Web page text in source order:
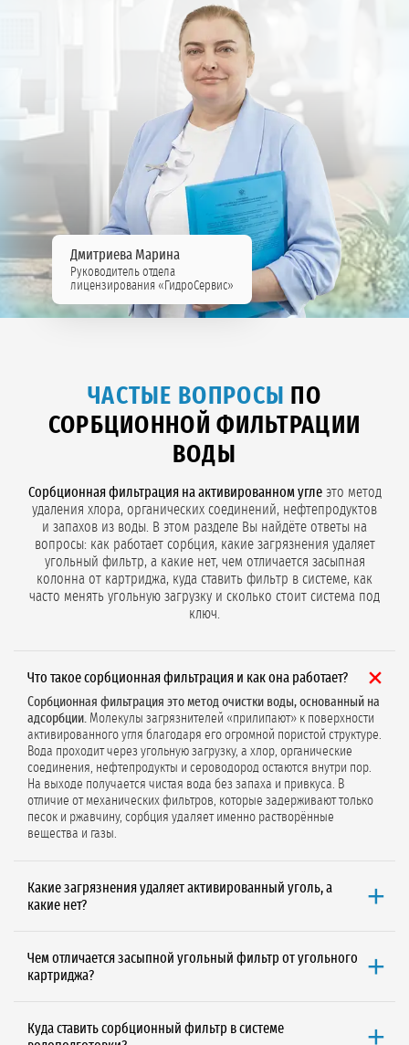
Дмитриева Марина
Руководитель отдела
лицензирования «ГидроСервис»
ЧАСТЫЕ ВОПРОСЫ
ПО
СОРБЦИОННОЙ ФИЛЬТРАЦИИ
ВОДЫ
Сорбционная фильтрация на активированном углеэто метод
удаления хлора, органических соединений, нефтепродуктов
и запахов из воды. В этом разделе Вы найдёте ответы на
вопросы: как работает сорбция, какие загрязнения удаляет
угольный фильтр, а какие нет, чем отличается засыпная
колонна от картриджа, куда ставить фильтр в системе, как
часто менять угольную загрузку и сколько стоит система под
ключ.
Что такое сорбционная фильтрация и как она работает?
Сорбционная фильтрация это метод очистки воды, основанный на
адсорбции. Молекулы загрязнителей «прилипают» к поверхности
активированного угля благодаря его огромной пористой структуре.
Вода проходит через угольную загрузку, а хлор, органические
соединения, нефтепродукты и сероводород остаются внутри пор.
На выходе получается чистая вода без запаха и привкуса. В
отличие от механических фильтров, которые задерживают только
песок и ржавчину, сорбция удаляет именно растворённые
вещества и газы.
Какие загрязнения удаляет активированный уголь, а
какие нет?
растворители, фенолы), сероводород (запах тухлых яиц), привкусы
и запахи, некоторые пестициды и гербициды, а также
тяжёлые металлы (в растворённой форме), нитраты и нитриты,
Чем отличается засыпной угольный фильтр от угольного
картриджа?
малых расходов (до 1 м³/ч), просты в обслуживании, но дороже в
Куда ставить сорбционный фильтр в системе